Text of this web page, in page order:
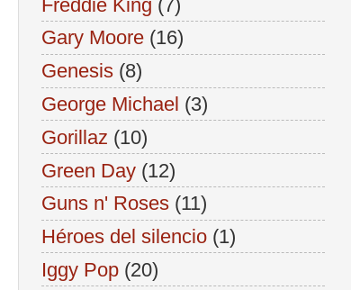
Freddie King (7)
Gary Moore (16)
Genesis (8)
George Michael (3)
Gorillaz (10)
Green Day (12)
Guns n' Roses (11)
Héroes del silencio (1)
Iggy Pop (20)